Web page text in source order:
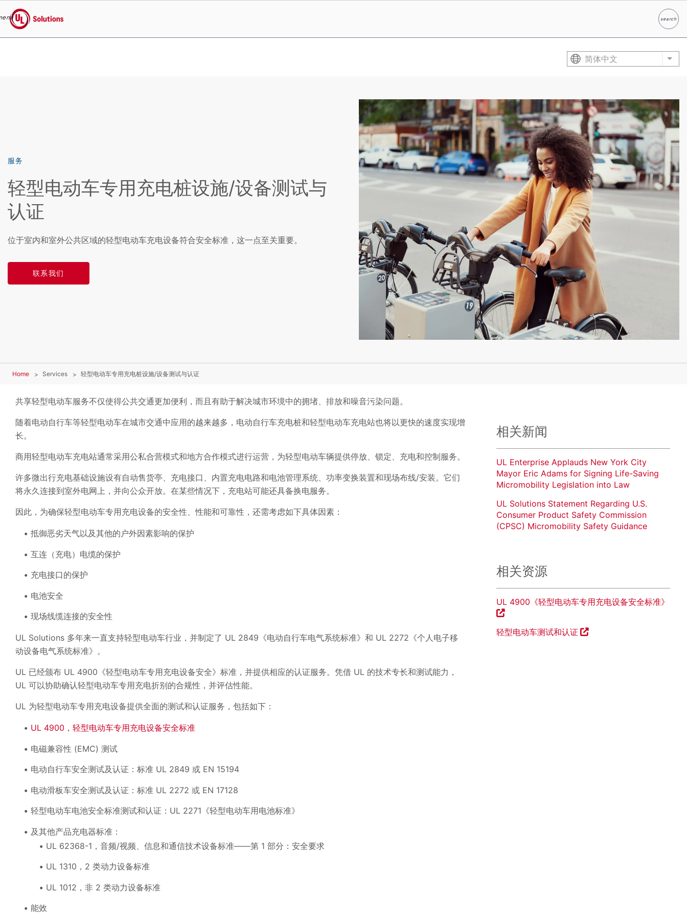
UL Solutions
searchSearch
简体中文 List
服务
轻型电动车专用充电桩设施/设备测试与
认证
位于室内和室外公共区域的轻型电动车充电设备符合安全标准，这一点至关重要。
联系我们
Home Services 轻型电动车专用充电桩设施/设备测试与认证
共享轻型电动车服务不仅使得公共交通更加便利，而且有助于解决城市环境中的拥堵、排放和噪音污染问题。
随着电动自行车等轻型电动车在城市交通中应用的越来越多，电动自行车充电桩和轻型电动车充电站也将以更快的速度实现增
长。
商用轻型电动车充电站通常采用公私合营模式和地方合作模式进行运营，为轻型电动车辆提供停放、锁定、充电和控制服务。
许多微出行充电基础设施设有自动售货亭、充电接口、内置充电电路和电池管理系统、功率变换装置和现场布线/安装。它们
将永久连接到室外电网上，并向公众开放。在某些情况下，充电站可能还具备换电服务。
因此，为确保轻型电动车专用充电设备的安全性、性能和可靠性，还需考虑如下具体因素：
抵御恶劣天气以及其他的户外因素影响的保护
互连（充电）电缆的保护
充电接口的保护
电池安全
现场线缆连接的安全性
UL Solutions 多年来一直支持轻型电动车行业，并制定了 UL 2849《电动自行车电气系统标准》和 UL 2272《个人电子移
动设备电气系统标准》。
UL 已经颁布 UL 4900《轻型电动车专用充电设备安全》标准，并提供相应的认证服务。凭借 UL 的技术专长和测试能力，
UL 可以协助确认轻型电动车专用充电折别的合规性，并评估性能。
UL 为轻型电动车专用充电设备提供全面的测试和认证服务，包括如下：
UL 4900，轻型电动车专用充电设备安全标准
电磁兼容性 (EMC) 测试
电动自行车安全测试及认证：标准 UL 2849 或 EN 15194
电动滑板车安全测试及认证：标准 UL 2272 或 EN 17128
轻型电动车电池安全标准测试和认证：UL 2271《轻型电动车用电池标准》
及其他产品充电器标准：
UL 62368-1，音频/视频、信息和通信技术设备标准——第 1 部分：安全要求
UL 1310，2 类动力设备标准
UL 1012，非 2 类动力设备标准
能效
相关新闻
UL Enterprise Applauds New York City
Mayor Eric Adams for Signing Life-Saving
Micromobility Legislation into Law
UL Solutions Statement Regarding U.S.
Consumer Product Safety Commission
(CPSC) Micromobility Safety Guidance
相关资源
UL 4900《轻型电动车专用充电设备安全标准》
轻型电动车测试和认证